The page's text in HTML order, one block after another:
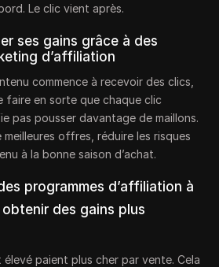
Le clic vient après.
ses gains grâce à des
d’affiliation
commence à recevoir des clics,
faire en sorte que chaque clic
pas pousser davantage de maillons.
offres, réduire les risques
à la bonne saison d’achat.
programmes d’affiliation à
des gains plus
élevé paient plus cher par vente. Cela